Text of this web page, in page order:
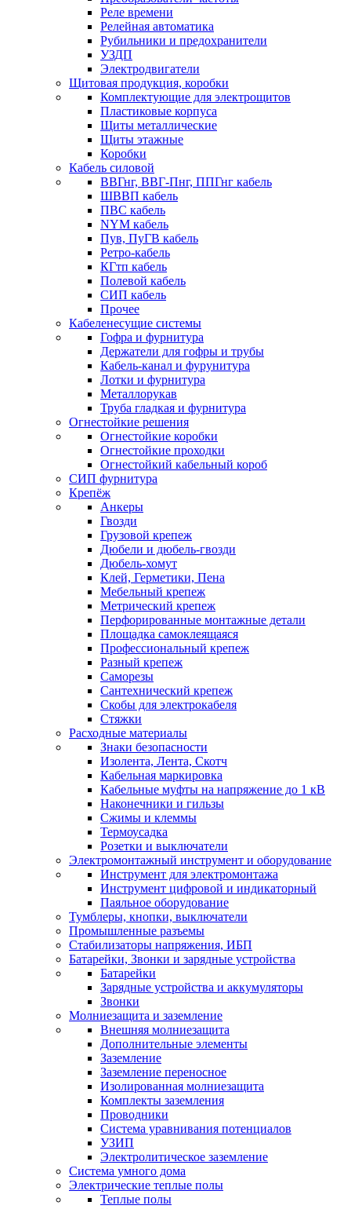
Реле времени
Релейная автоматика
Рубильники и предохранители
УЗДП
Электродвигатели
Щитовая продукция, коробки
Комплектующие для электрощитов
Пластиковые корпуса
Щиты металлические
Щиты этажные
Коробки
Кабель силовой
ВВГнг, ВВГ-Пнг, ППГнг кабель
ШВВП кабель
ПВС кабель
NYM кабель
Пув, ПуГВ кабель
Ретро-кабель
КГтп кабель
Полевой кабель
СИП кабель
Прочее
Кабеленесущие системы
Гофра и фурнитура
Держатели для гофры и трубы
Кабель-канал и фурунитура
Лотки и фурнитура
Металлорукав
Труба гладкая и фурнитура
Огнестойкие решения
Огнестойкие коробки
Огнестойкие проходки
Огнестойкий кабельный короб
СИП фурнитура
Крепёж
Анкеры
Гвозди
Грузовой крепеж
Дюбели и дюбель-гвозди
Дюбель-хомут
Клей, Герметики, Пена
Мебельный крепеж
Метрический крепеж
Перфорированные монтажные детали
Площадка самоклеящаяся
Профессиональный крепеж
Разный крепеж
Саморезы
Сантехнический крепеж
Скобы для электрокабеля
Стяжки
Расходные материалы
Знаки безопасности
Изолента, Лента, Скотч
Кабельная маркировка
Кабельные муфты на напряжение до 1 кВ
Наконечники и гильзы
Сжимы и клеммы
Термоусадка
Розетки и выключатели
Электромонтажный инструмент и оборудование
Инструмент для электромонтажа
Инструмент цифровой и индикаторный
Паяльное оборудование
Тумблеры, кнопки, выключатели
Промышленные разъемы
Стабилизаторы напряжения, ИБП
Батарейки, Звонки и зарядные устройства
Батарейки
Зарядные устройства и аккумуляторы
Звонки
Молниезащита и заземление
Внешняя молниезащита
Дополнительные элементы
Заземление
Заземление переносное
Изолированная молниезащита
Комплекты заземления
Проводники
Система уравнивания потенциалов
УЗИП
Электролитическое заземление
Система умного дома
Электрические теплые полы
Теплые полы